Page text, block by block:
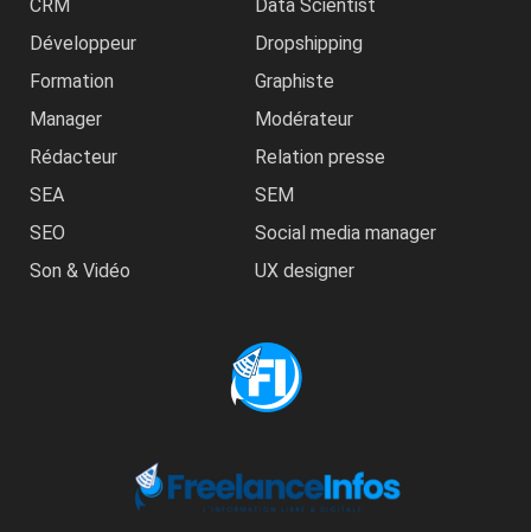
CRM
Data Scientist
Développeur
Dropshipping
Formation
Graphiste
Manager
Modérateur
Rédacteur
Relation presse
SEA
SEM
SEO
Social media manager
Son & Vidéo
UX designer